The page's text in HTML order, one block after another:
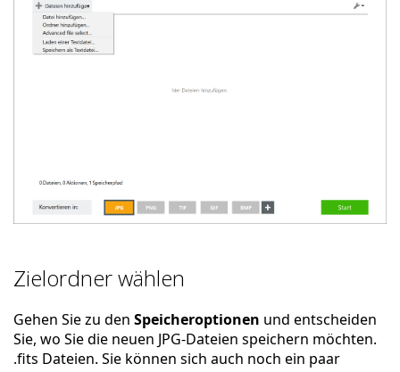
Zielordner wählen
Gehen Sie zu den Speicheroptionen und entscheiden
Sie, wo Sie die neuen JPG-Dateien speichern möchten.
.fits Dateien. Sie können sich auch noch ein paar